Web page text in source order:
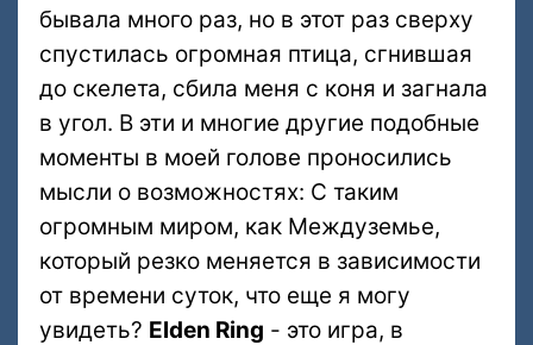
бывала много раз, но в этот раз сверху
спустилась огромная птица, сгнившая
до скелета, сбила меня с коня и загнала
в угол. В эти и многие другие подобные
моменты в моей голове проносились
мысли о возможностях: С таким
огромным миром, как Междуземье,
который резко меняется в зависимости
от времени суток, что еще я могу
увидеть? Elden Ring - это игра, в